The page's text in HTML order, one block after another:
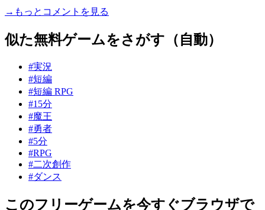
→もっとコメントを見る
似た無料ゲームをさがす（自動）
#実況
#短編
#短編 RPG
#15分
#魔王
#勇者
#5分
#RPG
#二次創作
#ダンス
このフリーゲームを今すぐブラウザで